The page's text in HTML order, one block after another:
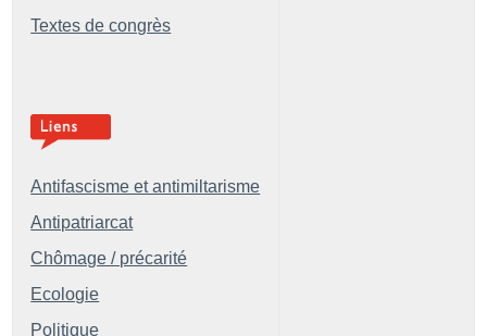
Textes de congrès
Antifascisme et antimiltarisme
Antipatriarcat
Chômage / précarité
Ecologie
Politique